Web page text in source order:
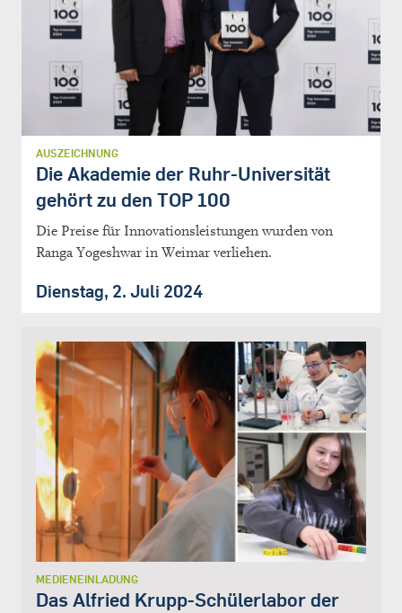
AUSZEICHNUNG
Die Akademie der Ruhr-Universität
gehört zu den TOP 100
Die Preise für Innovationsleistungen wurden von
Ranga Yogeshwar in Weimar verliehen.
Dienstag, 2. Juli 2024
MEDIENEINLADUNG
Das Alfried Krupp-Schülerlabor der